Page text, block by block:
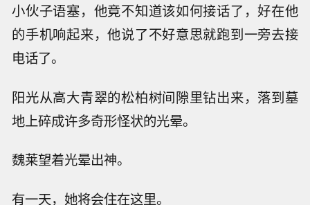
小伙子语塞，他竟不知道该如何接话了，好在他
的手机响起来，他说了不好意思就跑到一旁去接
电话了。
阳光从高大青翠的松柏树间隙里钻出来，落到墓
地上碎成许多奇形怪状的光晕。
魏莱望着光晕出神。
有一天，她将会住在这里。